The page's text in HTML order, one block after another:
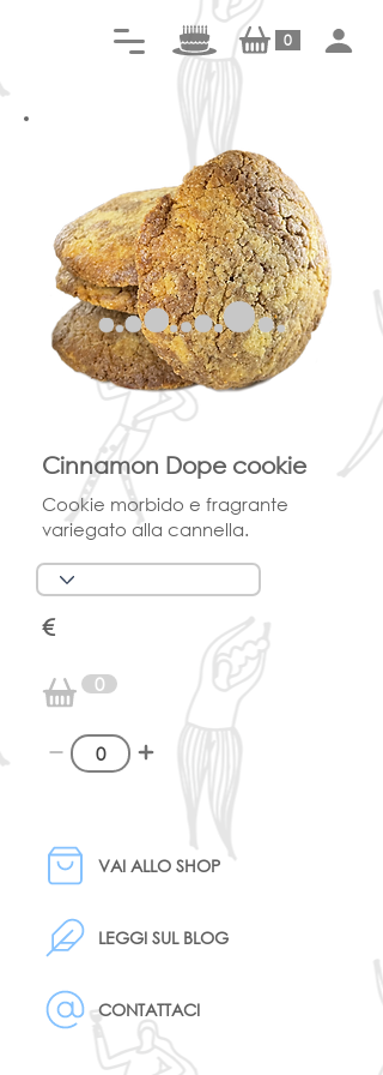
0
VAI ALLO SHOP
CONTATTACI
LEGGI SUL BLOG
0
€
Cookie morbido e fragrante
variegato alla cannella.
Cinnamon Dope cookie